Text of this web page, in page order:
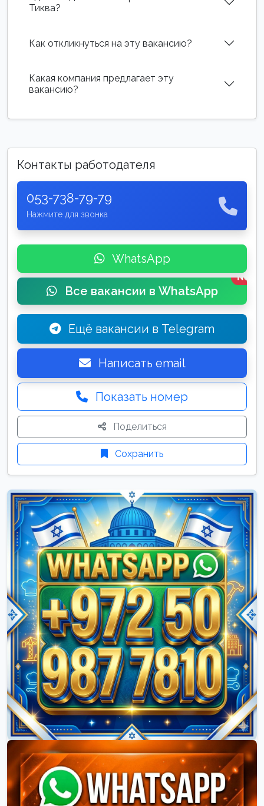
Тиква?
Как откликнуться на эту вакансию?
Какая компания предлагает эту
вакансию?
Контакты работодателя
053-738-79-79
Нажмите для звонка
WhatsApp
Все вакансии в WhatsApp
New
Ещё вакансии в Telegram
Написать email
Показать номер
Поделиться
Сохранить